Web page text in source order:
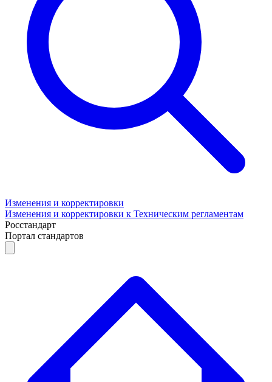
Изменения и корректировки
Изменения и корректировки к Техническим регламентам
Росстандарт
Портал стандартов